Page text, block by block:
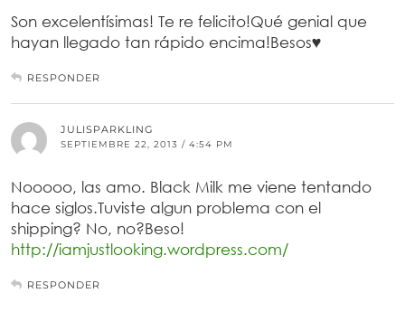
Son excelentísimas! Te re felicito!Qué genial que
hayan llegado tan rápido encima!Besos♥
RESPONDER
JULISPARKLING
SEPTIEMBRE 22, 2013 / 4:54 PM
Nooooo, las amo. Black Milk me viene tentando
hace siglos.Tuviste algun problema con el
shipping? No, no?Beso!
http://iamjustlooking.wordpress.com/
RESPONDER